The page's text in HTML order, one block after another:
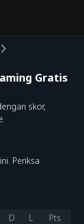
Gratis
skor,
Periksa
D L
Pts